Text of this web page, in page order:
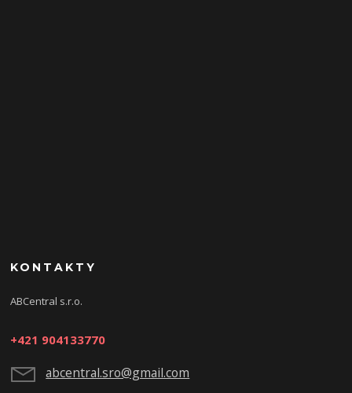
KONTAKTY
ABCentral s.r.o.
+421 904133770
abcentral.sro@gmail.com